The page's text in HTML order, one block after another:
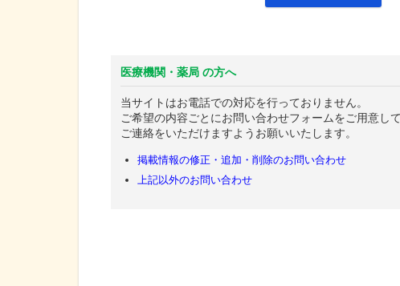
医療機関・薬局 の方へ
当サイトはお電話での対応を行っておりません。
ご希望の内容ごとにお問い合わせフォームをご用意し
ご連絡をいただけますようお願いいたします。
掲載情報の修正・追加・削除のお問い合わせ
上記以外のお問い合わせ